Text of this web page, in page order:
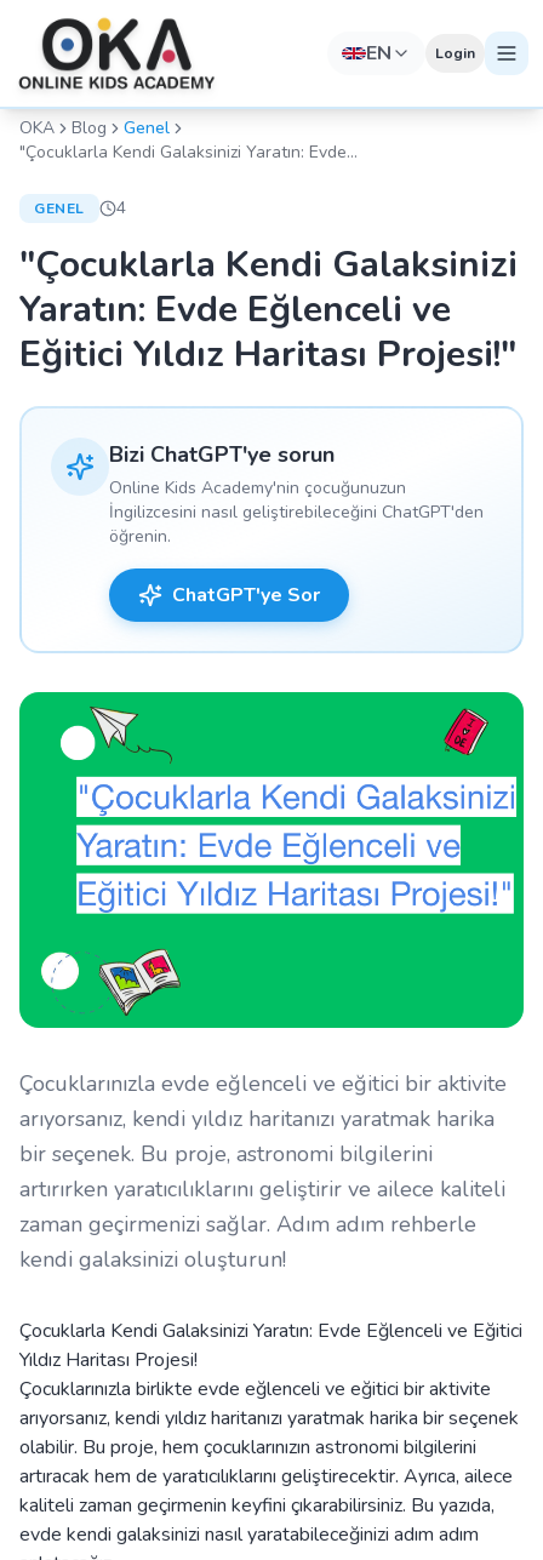
EN Login
OKA Blog
Genel
"Çocuklarla Kendi Galaksinizi Yaratın: Evde
GENEL 4
"Çocuklarla Kendi Galaksinizi
Yaratın: Evde Eğlenceli ve
Eğitici Yıldız Haritası Projesi!"
Bizi ChatGPT'ye sorun
Online Kids Academy'nin çocuğunuzun
İngilizcesini nasıl geliştirebileceğini ChatGPT'den
öğrenin.
ChatGPT'ye Sor
Çocuklarınızla evde eğlenceli ve eğitici bir aktivite
arıyorsanız, kendi yıldız haritanızı yaratmak harika
bir seçenek. Bu proje, astronomi bilgilerini
artırırken yaratıcılıklarını geliştirir ve ailece kaliteli
zaman geçirmenizi sağlar. Adım adım rehberle
kendi galaksinizi oluşturun!
Çocuklarla Kendi Galaksinizi Yaratın: Evde Eğlenceli ve Eğitici
Yıldız Haritası Projesi!
Çocuklarınızla birlikte evde eğlenceli ve eğitici bir aktivite
arıyorsanız, kendi yıldız haritanızı yaratmak harika bir seçenek
olabilir. Bu proje, hem çocuklarınızın astronomi bilgilerini
artıracak hem de yaratıcılıklarını geliştirecektir. Ayrıca, ailece
kaliteli zaman geçirmenin keyfini çıkarabilirsiniz. Bu yazıda,
evde kendi galaksinizi nasıl yaratabileceğinizi adım adım